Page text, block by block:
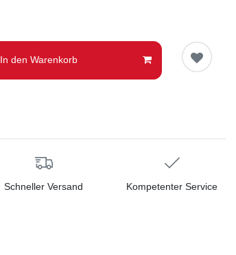
In den Warenkorb
Schneller Versand Kompetenter Service